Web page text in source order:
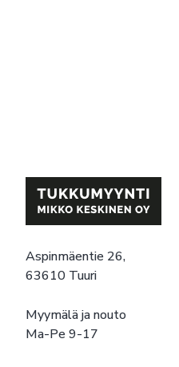
Aspinmäentie 26,
63610 Tuuri
Myymälä ja nouto
Ma-Pe 9-17